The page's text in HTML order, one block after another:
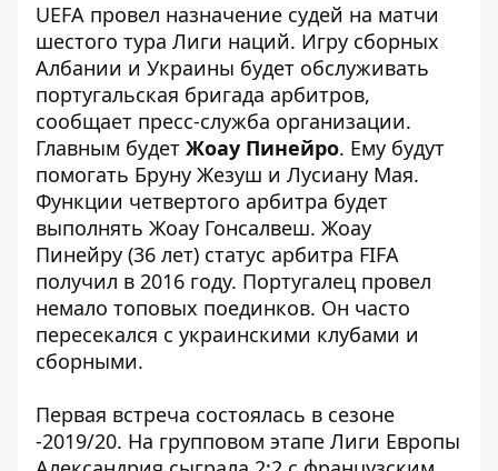
UEFA провел назначение судей на матчи
шестого тура Лиги наций. Игру сборных
Албании и Украины будет обслуживать
португальская бригада арбитров,
сообщает пресс-служба организации.
Главным будет Жоау Пинейро. Ему будут
помогать Бруну Жезуш и Лусиану Мая.
Функции четвертого арбитра будет
выполнять Жоау Гонсалвеш. Жоау
Пинейру (36 лет) статус арбитра FIFA
получил в 2016 году. Португалец провел
немало топовых поединков. Он часто
пересекался с украинскими клубами и
сборными.
Первая встреча состоялась в сезоне
-2019/20. На групповом этапе Лиги Европы